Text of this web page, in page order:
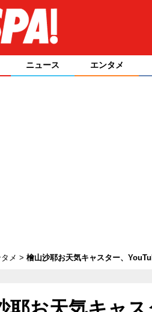
ニュース エンタメ
メ 檜山沙耶お天気キャスター、